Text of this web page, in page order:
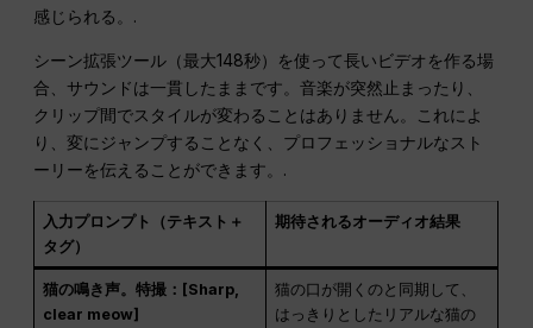
感じられる。.
シーン拡張ツール（最大148秒）を使って長いビデオを作る場
合、サウンドは一貫したままです。音楽が突然止まったり、
クリップ間でスタイルが変わることはありません。これによ
り、変にジャンプすることなく、プロフェッショナルなスト
ーリーを伝えることができます。.
入力プロンプト（テキスト＋
タグ）
期待されるオーディオ結果
猫の鳴き声。特撮：[Sharp,
clear meow]
猫の口が開くのと同期して、
はっきりとしたリアルな猫の